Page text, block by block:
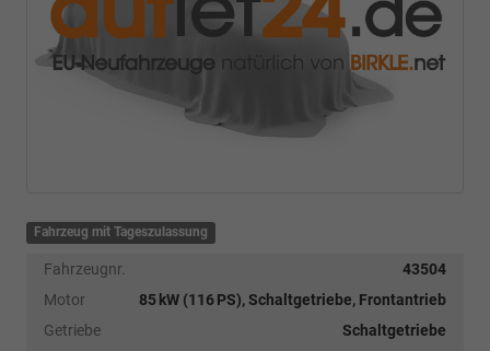
Fahrzeug mit Tageszulassung
Fahrzeugnr.
43504
Motor
85 kW (116 PS), Schaltgetriebe, Frontantrieb
Getriebe
Schaltgetriebe